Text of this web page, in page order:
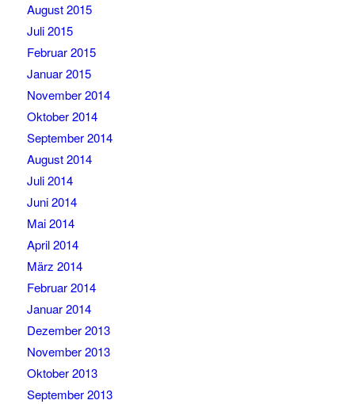
August 2015
Juli 2015
Februar 2015
Januar 2015
November 2014
Oktober 2014
September 2014
August 2014
Juli 2014
Juni 2014
Mai 2014
April 2014
März 2014
Februar 2014
Januar 2014
Dezember 2013
November 2013
Oktober 2013
September 2013